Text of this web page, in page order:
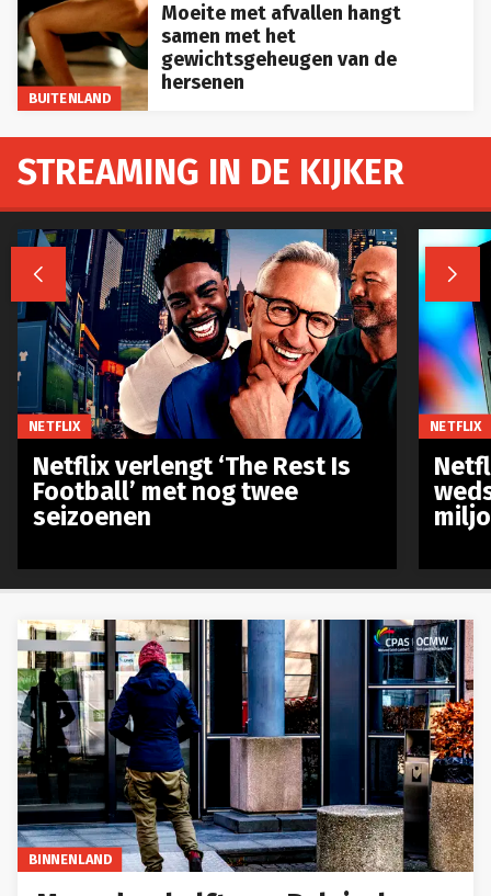
BUITENLAND
Moeite met afvallen hangt
samen met het
gewichtsgeheugen van de
hersenen
BINNENLAND
STREAMING IN DE KIJKER
 
NETFLIX
Netflix verlengt ‘The Rest Is
Football’ met nog twee
seizoenen
NETFLIX